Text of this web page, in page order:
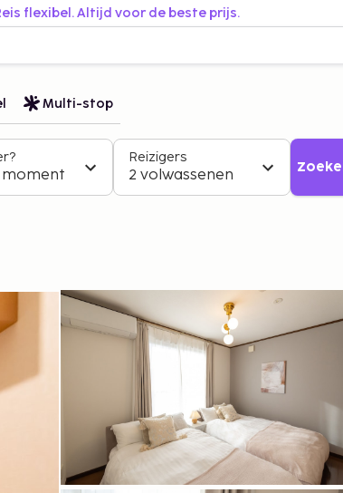
flexibel. Altijd voor de beste prijs.
Multi-stop
moment
Reizigers
2 volwassenen